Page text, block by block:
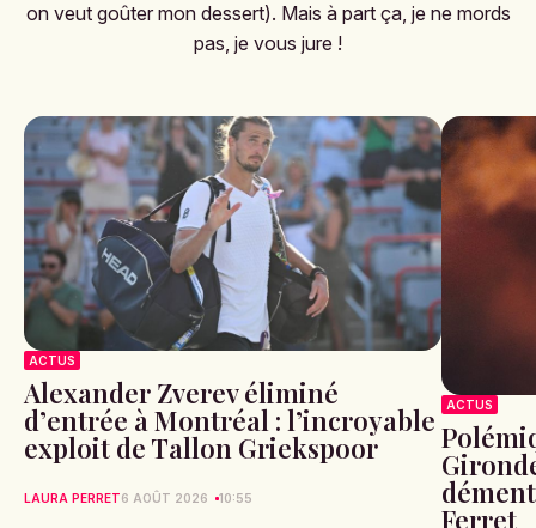
on veut goûter mon dessert). Mais à part ça, je ne mords
pas, je vous jure !
ACTUS
Alexander Zverev éliminé
d’entrée à Montréal : l’incroyable
exploit de Tallon Griekspoor
LAURA PERRET6 AOÛT 2026 10:55
ACTUS
Ferret